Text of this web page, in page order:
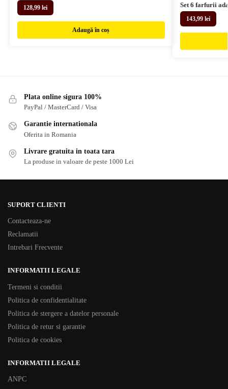
128,99 lei
Adaugă în coș
Set 6 farfurii
143,99 lei
Plata online sigura 100%
PayPal / MasterCard / Visa
Garantie internationala
Oferita in Romania
Livrare gratuita in toata tara
La produse in valoare de peste 1000 Lei
SUPORT CLIENTI
Contacteaza-ne
Reclamatii
Intrebari Frecvente
INFORMATII LEGALE
Termeni si conditii
Politica de confidentialitate
Politica de stergere a datelor personale
Politica de retur si garantie
Politica de cookies
INFORMATII LEGALE
ANPC